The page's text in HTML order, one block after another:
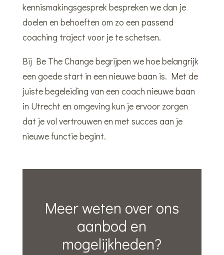
kennismakingsgesprek bespreken we dan je
doelen en behoeften om zo een passend
coaching traject voor je te schetsen.
Bij Be The Change begrijpen we hoe belangrijk
een goede start in een nieuwe baan is. Met de
juiste begeleiding van een coach nieuwe baan
in Utrecht en omgeving kun je ervoor zorgen
dat je vol vertrouwen en met succes aan je
nieuwe functie begint.
Meer weten over ons
aanbod en
mogelijkheden?